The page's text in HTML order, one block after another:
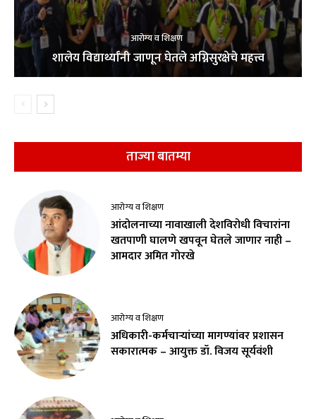
आरोग्य व शिक्षण
शालेय विद्यार्थ्यांनी जाणून घेतले अग्निसुरक्षेचे महत्त्व
ताज्या बातम्या
आरोग्य व शिक्षण
आंदोलनाच्या नावाखाली देशविरोधी विचारांना
खतपाणी घालणे खपवून घेतले जाणार नाही –
आमदार अमित गोरखे
आरोग्य व शिक्षण
अधिकारी-कर्मचाऱ्यांच्या मागण्यांवर प्रशासन
सकारात्मक – आयुक्त डॉ. विजय सूर्यवंशी